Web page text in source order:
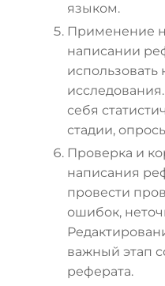
языком.
Применение
написании
себя
стадии,
Проверка и
написания
провести
ошибок,
важный этап
реферата.